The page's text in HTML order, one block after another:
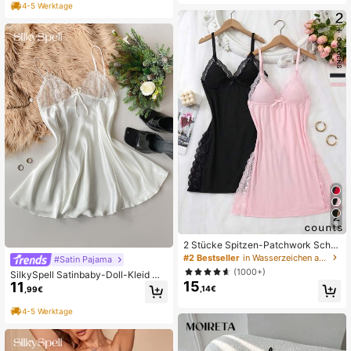
4-5 Werktage
#Satin Pajama
SilkySpell Satinbaby-Doll-Kleid mit
Schleifen-Front und Spitzenkante,
sexy Wäsche
11 ,99€
4-5 Werktage
er Oberbekleidung
8
2 Stücke Spitzen-Patchwork Schle
ife Dekor romantisches Seitenschlit
z Nachthemd
#2 Bestseller
in Wasserzeichen auf Strickwaren Damen Nachtwäsche
(1000+)
15 ,14€